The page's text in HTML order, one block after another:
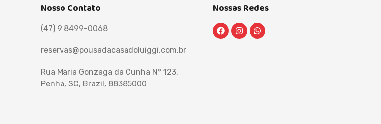
Nosso Contato
(47) 9 8499-0068
reservas@pousadacasadoluiggi.com.br
Rua Maria Gonzaga da Cunha N° 123,
Penha, SC, Brazil, 88385000
Nossas Redes